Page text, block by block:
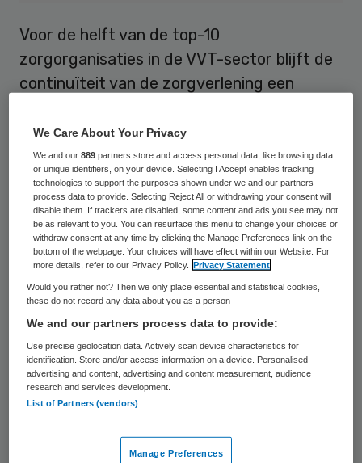
Voor de helft van de top-10
zorgorganisaties in de VVT-sector blijft de
continuïteit van de zorgverlening een
analyse van Adstrat van de recent
gepubliceerde jaarverslagen.
Momenteel lijkt de top-10 strategisch in
rustiger vaarwater te zijn beland en er
financieel bovenop te zijn. De opbrengsten
groeiden in 2011, de organisaties behaalden
een gezond resultaat en verbeterden hun
liquiditeit. Enerzijds profiteren de VVT-
organisaties van de besparingen uit de
voorgaande reorganisaties met een positief
effect op de financiële positie. Anderzijds
staan de tarieven en convenantgelden de
komende jaren onder druk.
We Care About Your Privacy
We and our889 partners store and access personal data, like browsing data
or unique identifiers, on your device. Selecting I Accept enables tracking
technologies to support the purposes shown under we and our partners
process data to provide. Selecting Reject All or withdrawing your consent will
disable them. If trackers are disabled, some content and ads you see may not
be as relevant to you. You can resurface this menu to change your choices or
withdraw consent at any time by clicking the Manage Preferences link on the
bottom of the webpage. Your choices will have effect within our Website. For
more details, refer to our Privacy Policy.
Privacy Statement
Would you rather not? Then we only place essential and statistical cookies,
these do not record any data about you as a person
We and our partners process data to provide:
Use precise geolocation data. Actively scan device characteristics for
identification. Store and/or access information on a device. Personalised
advertising and content, advertising and content measurement, audience
research and services development.
List of Partners (vendors)
Manage Preferences